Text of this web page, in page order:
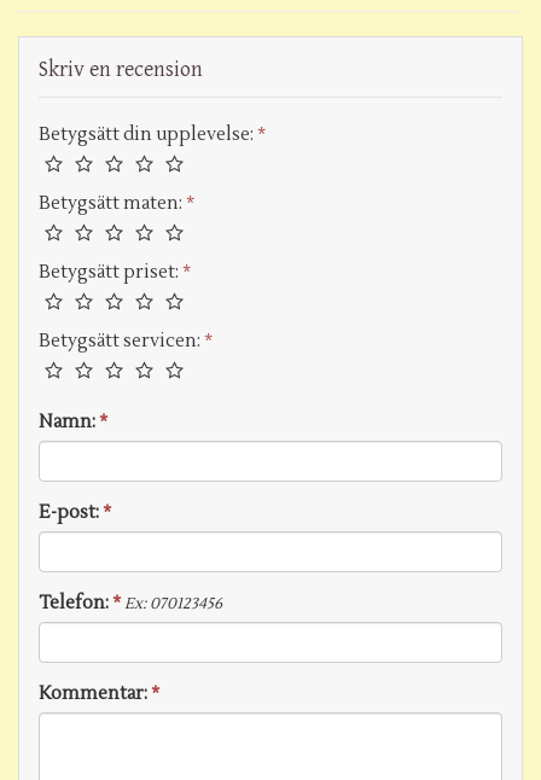
Skriv en recension
Betygsätt din upplevelse: *
Betygsätt maten: *
Betygsätt priset: *
Betygsätt servicen: *
Namn:*
E-post:*
Telefon:*Ex: 070123456
Kommentar:*